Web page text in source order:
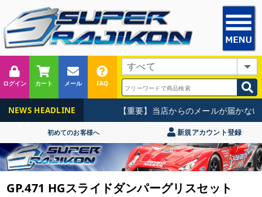
ログイン カート メール FAQ
NEWS HEADLINE 【重要】当店からのメールが届かない
初めてのお客様へ 新規アカウント登録
GP.471 HGスライドダンパーグリスセット